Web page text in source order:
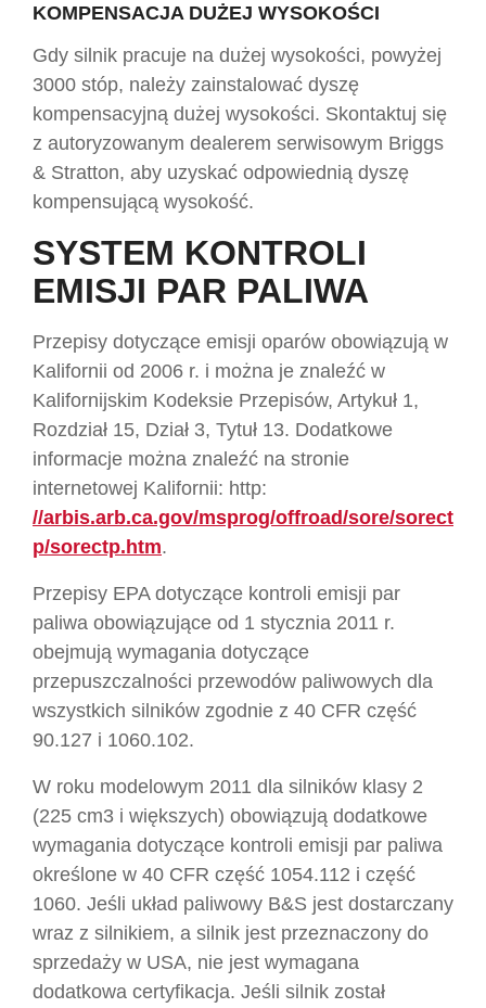
KOMPENSACJA DUŻEJ WYSOKOŚCI
Gdy silnik pracuje na dużej wysokości, powyżej
3000 stóp, należy zainstalować dyszę
kompensacyjną dużej wysokości. Skontaktuj się
z autoryzowanym dealerem serwisowym Briggs
& Stratton, aby uzyskać odpowiednią dyszę
kompensującą wysokość.
SYSTEM KONTROLI
EMISJI PAR PALIWA
Przepisy dotyczące emisji oparów obowiązują w
Kalifornii od 2006 r. i można je znaleźć w
Kalifornijskim Kodeksie Przepisów, Artykuł 1,
Rozdział 15, Dział 3, Tytuł 13. Dodatkowe
informacje można znaleźć na stronie
internetowej Kalifornii: http:
//arbis.arb.ca.gov/msprog/offroad/sore/sorect
p/sorectp.htm.
Przepisy EPA dotyczące kontroli emisji par
paliwa obowiązujące od 1 stycznia 2011 r.
obejmują wymagania dotyczące
przepuszczalności przewodów paliwowych dla
wszystkich silników zgodnie z 40 CFR część
90.127 i 1060.102.
W roku modelowym 2011 dla silników klasy 2
(225 cm3 i większych) obowiązują dodatkowe
wymagania dotyczące kontroli emisji par paliwa
określone w 40 CFR część 1054.112 i część
1060. Jeśli układ paliwowy B&S jest dostarczany
wraz z silnikiem, a silnik jest przeznaczony do
sprzedaży w USA, nie jest wymagana
dodatkowa certyfikacja. Jeśli silnik został